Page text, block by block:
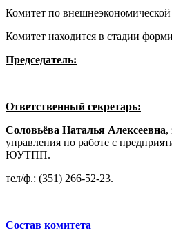
Комитет по внешнеэкономической
Комитет находится в стадии
Председатель:
Ответственный секретарь:
Соловьёва Наталья Алексеевна,
управления по работе с
ЮУТПП.
тел/ф.: (351) 266-52-23.
Состав комитета